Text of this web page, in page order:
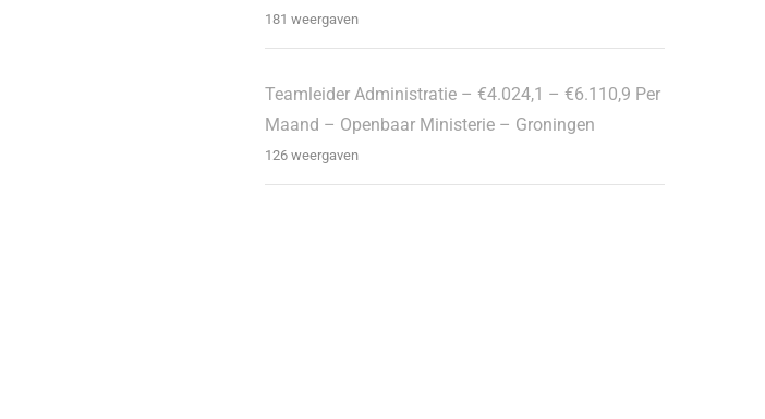
181 weergaven
Teamleider Administratie – €4.024,1 – €6.110,9 Per
Maand – Openbaar Ministerie – Groningen
126 weergaven